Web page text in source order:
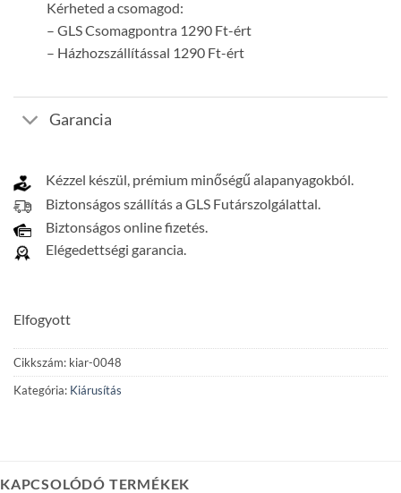
Kérheted a csomagod:
– GLS Csomagpontra 1290 Ft-ért
– Házhozszállítással 1290 Ft-ért
Garancia
Kézzel készül, prémium minőségű alapanyagokból.
Biztonságos szállítás a GLS Futárszolgálattal.
Biztonságos online fizetés.
Elégedettségi garancia.
Elfogyott
Cikkszám: kiar-0048
Kategória: Kiárusítás
KAPCSOLÓDÓ TERMÉKEK